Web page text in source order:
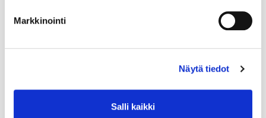
Markkinointi
Näytä tiedot
Salli kaikki